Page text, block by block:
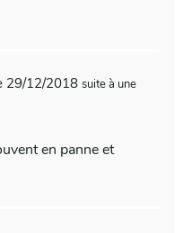
29/12/2018 suite à une